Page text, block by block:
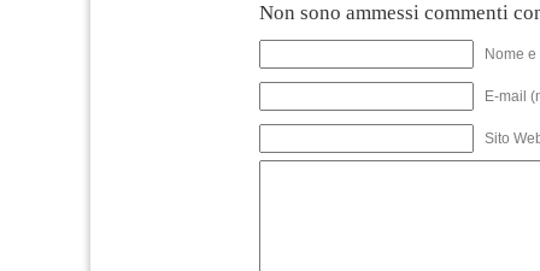
Non sono ammessi commenti
Nome
E-mail
Sito